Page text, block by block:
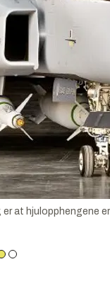
at hjulopphengene